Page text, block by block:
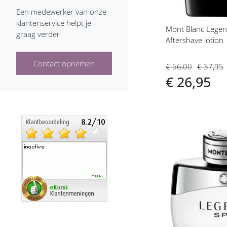
Mont Blanc
Aftershave lotion
€ 56,00
€ 26,95
€ 37,95
aan
Bruno Banani heren
Burberry heren
Bvlgari heren
Carolina Herrera heren
Caron heren
Cartier heren
Carven heren
Een medewerker van onze
klantenservice helpt je
graag verder
Contact opnemen